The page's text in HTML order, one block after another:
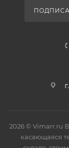
2026 © Vimarr.ru
касающаяся